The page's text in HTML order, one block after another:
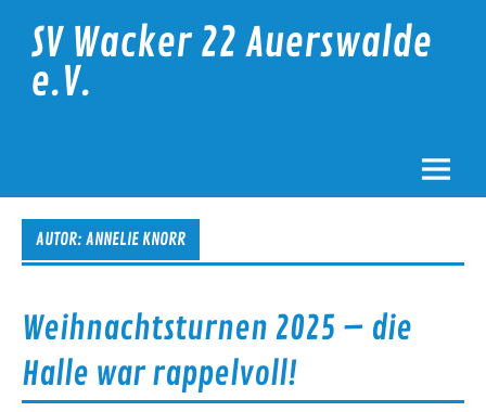
contentSV Wacker 22 Auerswalde
e.V.
AUTOR: ANNELIE KNORR
Weihnachtsturnen 2025 – die
Halle war rappelvoll!